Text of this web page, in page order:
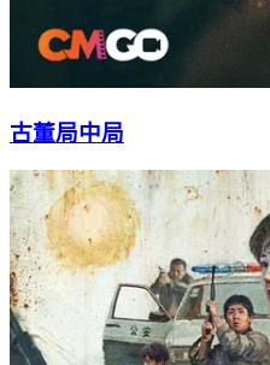
古董局中局